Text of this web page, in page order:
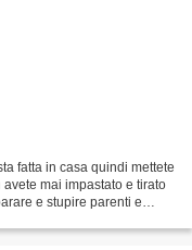
fatta in casa quindi mettete
mai impastato e tirato
e stupire parenti e